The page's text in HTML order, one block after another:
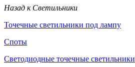
Назад к Светильники
Точечные светильники под лампу
Споты
Светодиодные точечные светильники